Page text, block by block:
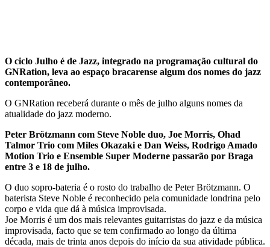
O ciclo Julho é de Jazz, integrado na programação cultural do
GNRation, leva ao espaço bracarense algum dos nomes do jazz
contemporâneo.
O GNRation receberá durante o mês de julho alguns nomes da
atualidade do jazz moderno.
Peter Brötzmann com Steve Noble duo, Joe Morris, Ohad
Talmor Trio com Miles Okazaki e Dan Weiss, Rodrigo Amado
Motion Trio e Ensemble Super Moderne passarão por Braga
entre 3 e 18 de julho.
O duo sopro-bateria é o rosto do trabalho de Peter Brötzmann. O
baterista Steve Noble é reconhecido pela comunidade londrina pelo
corpo e vida que dá à música improvisada.
Joe Morris é um dos mais relevantes guitarristas do jazz e da música
improvisada, facto que se tem confirmado ao longo da última
década, mais de trinta anos depois do início da sua atividade pública.